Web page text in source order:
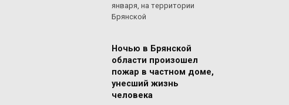
января, на территории
Брянской
Ночью в Брянской
области произошел
пожар в частном доме,
унесший жизнь
человека